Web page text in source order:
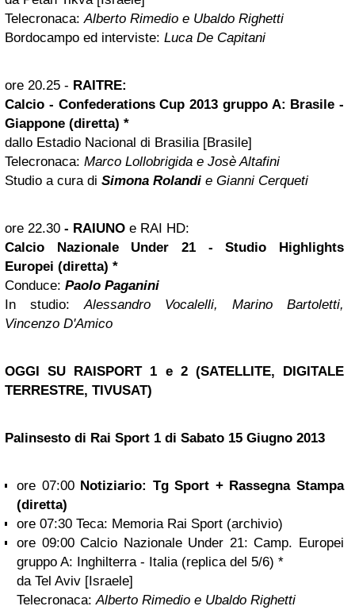
Telecronaca:Alberto Rimedio e Ubaldo Righetti
Bordocampo ed interviste: Luca De Capitani
ore 20.25 - RAITRE:
Calcio - Confederations Cup 2013 gruppo A: Brasile -
Giappone (diretta) *
dallo Estadio Nacional di Brasilia [Brasile]
Telecronaca: Marco Lollobrigida e Josè Altafini
Studio a cura di Simona Rolandi e Gianni Cerqueti
ore 22.30 - RAIUNO e RAI HD:
Calcio Nazionale Under 21 - Studio Highlights
Europei (diretta) *
Conduce: Paolo Paganini
In studio:Alessandro Vocalelli, Marino Bartoletti,
Vincenzo D'Amico
OGGI SU RAISPORT 1 e 2 (SATELLITE, DIGITALE
TERRESTRE, TIVUSAT)
Palinsesto di Rai Sport 1 di Sabato 15 Giugno 2013
ore 07:00 Notiziario: Tg Sport + Rassegna Stampa
(diretta)
ore 07:30 Teca: Memoria Rai Sport (archivio)
ore 09:00 Calcio Nazionale Under 21: Camp. Europei
gruppo A: Inghilterra - Italia (replica del 5/6) *
da Tel Aviv [Israele]
Telecronaca:Alberto Rimedio e Ubaldo Righetti